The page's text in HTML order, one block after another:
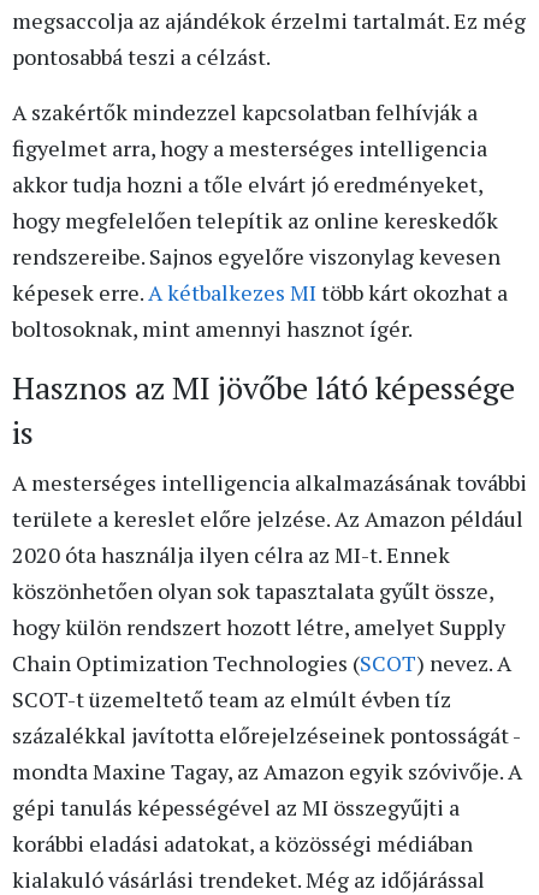
megsaccolja az ajándékok érzelmi tartalmát. Ez még
pontosabbá teszi a célzást.
A szakértők mindezzel kapcsolatban felhívják a
figyelmet arra, hogy a mesterséges intelligencia
akkor tudja hozni a tőle elvárt jó eredményeket,
hogy megfelelően telepítik az online kereskedők
rendszereibe. Sajnos egyelőre viszonylag kevesen
képesek erre. A kétbalkezes MI több kárt okozhat a
boltosoknak, mint amennyi hasznot ígér.
Hasznos az MI jövőbe látó képessége
is
A mesterséges intelligencia alkalmazásának további
területe a kereslet előre jelzése. Az Amazon például
2020 óta használja ilyen célra az MI-t. Ennek
köszönhetően olyan sok tapasztalata gyűlt össze,
hogy külön rendszert hozott létre, amelyet Supply
Chain Optimization Technologies (SCOT) nevez. A
SCOT-t üzemeltető team az elmúlt évben tíz
százalékkal javította előrejelzéseinek pontosságát -
mondta Maxine Tagay, az Amazon egyik szóvivője. A
gépi tanulás képességével az MI összegyűjti a
korábbi eladási adatokat, a közösségi médiában
kialakuló vásárlási trendeket. Még az időjárással